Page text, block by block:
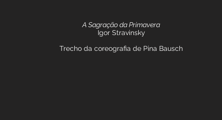
A Sagração da Primavera
Igor Stravinsky
Trecho da coreografia de Pina Bausch